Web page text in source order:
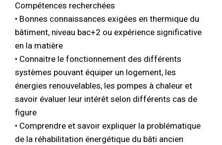
Compétences recherchées
• Bonnes connaissances exigées en thermique du
bâtiment, niveau bac+2 ou expérience significative
en la matière
• Connaitre le fonctionnement des différents
systèmes pouvant équiper un logement, les
énergies renouvelables, les pompes à chaleur et
savoir évaluer leur intérêt selon différents cas de
figure
• Comprendre et savoir expliquer la problématique
de la réhabilitation énergétique du bâti ancien